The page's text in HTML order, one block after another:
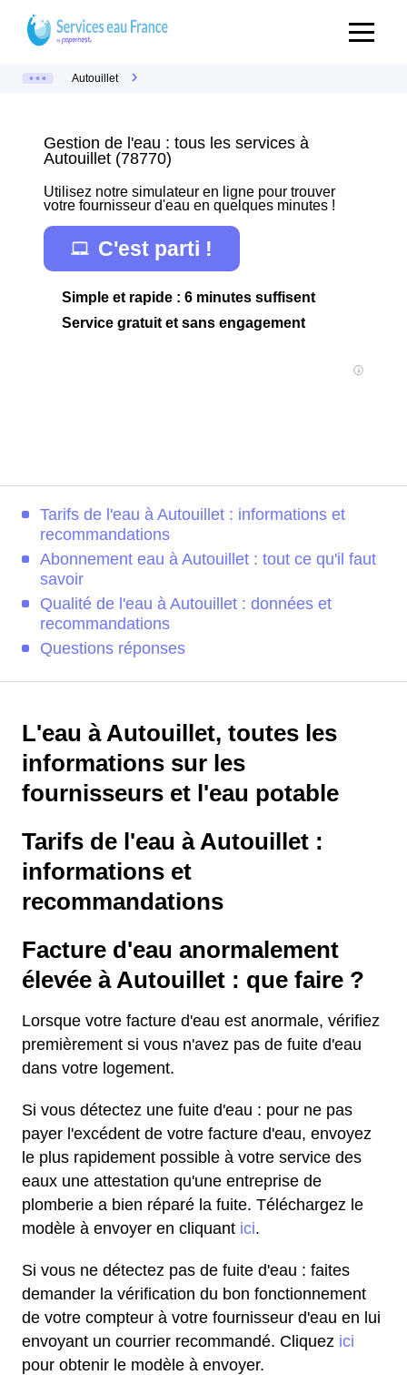
Autouillet
Gestion de l'eau : tous les services à
Autouillet (78770)
Utilisez notre simulateur en ligne pour trouver
votre fournisseur d'eau en quelques minutes !
C'est parti !
Simple et rapide : 6 minutes suffisent
Service gratuit et sans engagement
Tarifs de l'eau à Autouillet : informations et
recommandations
Abonnement eau à Autouillet : tout ce qu'il faut
savoir
Qualité de l'eau à Autouillet : données et
recommandations
Questions réponses
L'eau à Autouillet, toutes les
informations sur les
fournisseurs et l'eau potable
Tarifs de l'eau à Autouillet :
informations et
recommandations
Facture d'eau anormalement
élevée à Autouillet : que faire ?
Lorsque votre facture d'eau est anormale, vérifiez
premièrement si vous n'avez pas de fuite d'eau
dans votre logement.
Si vous détectez une fuite d'eau : pour ne pas
payer l'excédent de votre facture d'eau, envoyez
le plus rapidement possible à votre service des
eaux une attestation qu'une entreprise de
plomberie a bien réparé la fuite. Téléchargez le
modèle à envoyer en cliquant ici.
Si vous ne détectez pas de fuite d'eau : faites
demander la vérification du bon fonctionnement
de votre compteur à votre fournisseur d'eau en lui
envoyant un courrier recommandé. Cliquez ici
pour obtenir le modèle à envoyer.